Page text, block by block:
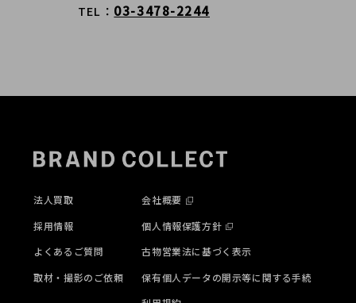
TEL 03-3478-2244
法人買取
採用情報
よくあるご質問
取材・撮影のご依頼
会社概要
個人情報保護方針
古物営業法に基づく表示
保有個人データの開示等に関する手続